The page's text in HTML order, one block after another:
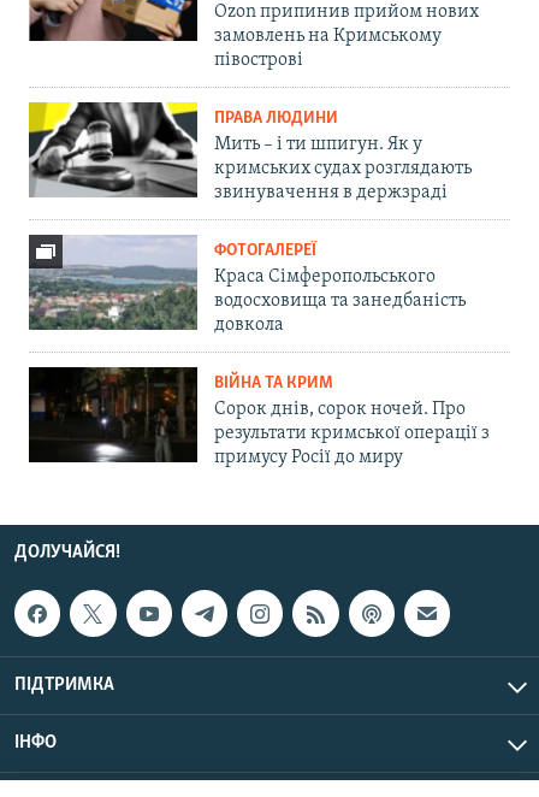
Ozon припинив прийом нових
замовлень на Кримському
півострові
ПРАВА ЛЮДИНИ
Мить – і ти шпигун. Як у
кримських судах розглядають
звинувачення в держзраді
ФОТОГАЛЕРЕЇ
Краса Сімферопольського
водосховища та занедбаність
довкола
ВІЙНА ТА КРИМ
Сорок днів, сорок ночей. Про
результати кримської операції з
примусу Росії до миру
ДОЛУЧАЙСЯ!
ПІДТРИМКА
ІНФО